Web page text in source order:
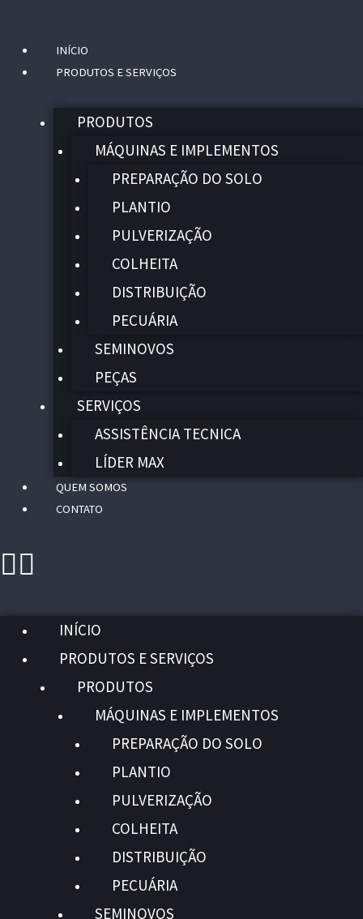
INÍCIO
PRODUTOS E SERVIÇOS
PRODUTOS
MÁQUINAS E IMPLEMENTOS
PREPARAÇÃO DO SOLO
PLANTIO
PULVERIZAÇÃO
COLHEITA
DISTRIBUIÇÃO
PECUÁRIA
SEMINOVOS
PEÇAS
SERVIÇOS
ASSISTÊNCIA TECNICA
LÍDER MAX
QUEM SOMOS
CONTATO
Menu
INÍCIO
PRODUTOS E SERVIÇOS
PRODUTOS
MÁQUINAS E IMPLEMENTOS
PREPARAÇÃO DO SOLO
PLANTIO
PULVERIZAÇÃO
COLHEITA
DISTRIBUIÇÃO
PECUÁRIA
SEMINOVOS